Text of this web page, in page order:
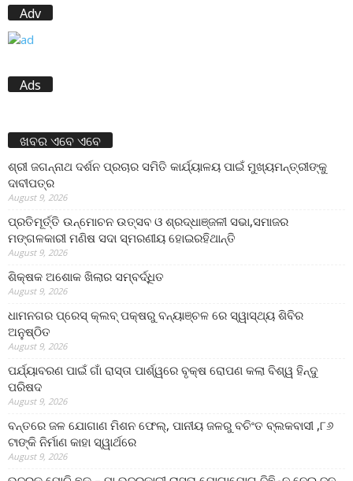
Adv
Ads
ଖବର ଏବେ ଏବେ
ଶ୍ରୀ ଜଗନ୍ନାଥ ଦର୍ଶନ ପ୍ରଚାର ସମିତି କାର୍ଯ୍ୟାଳୟ ପାଇଁ ମୁଖ୍ୟମନ୍ତ୍ରୀଙ୍କୁ
ଦାବୀପତ୍ର
August 9, 2026
ପ୍ରତିମୂର୍ତ୍ତି ଉନ୍ମୋଚନ ଉତ୍ସବ ଓ ଶ୍ରଦ୍ଧାଞ୍ଜଳୀ ସଭା,ସମାଜର
ମଙ୍ଗଳକାରୀ ମଣିଷ ସଦା ସ୍ମରଣୀୟ ହୋଇରହିଥାନ୍ତି
August 9, 2026
ଶିକ୍ଷକ ଅଶୋକ ଖିଲାର ସମ୍ବର୍ଦ୍ଧିତ
August 9, 2026
ଧାମନଗର ପ୍ରେସ୍ କ୍ଲବ୍ ପକ୍ଷରୁ ବନ୍ୟାଞ୍ଚଳ ରେ ସ୍ୱାସ୍ଥ୍ୟ ଶିବିର
ଅନୁଷ୍ଠିତ
August 9, 2026
ପର୍ଯ୍ୟାବରଣ ପାଇଁ ଗାଁ ରାସ୍ତା ପାର୍ଶ୍ୱରେ ବୃକ୍ଷ ରୋପଣ କଲା ବିଶ୍ୱ ହିନ୍ଦୁ
ପରିଷଦ
August 9, 2026
ବନ୍ତରେ ଜଳ ଯୋଗାଣ ମିଶନ ଫେଲ୍‌, ପାନୀୟ ଜଳରୁ ବଚିଂତ ବ୍ଲକବାସୀ ,୮୬
ଟାଙ୍କି ନିର୍ମାଣ କାହା ସ୍ୱାର୍ଥରେ
August 9, 2026